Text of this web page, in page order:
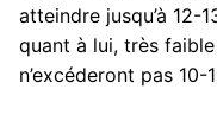
atteindre jusqu’à 12-
quant à lui, très
n’excéderont pas 10-